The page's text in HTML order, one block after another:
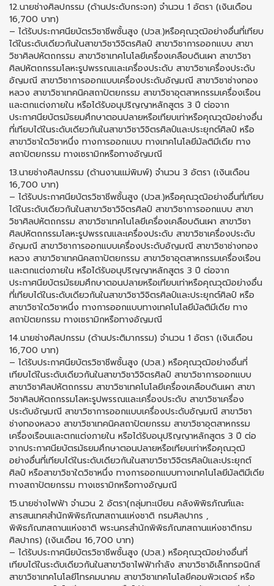
12.นายช่างศิลปกรรม (ด้านประดับกระจก) จำนวน 1 อัตรา (เงินเดือน
16,700 บาท)
– ได้รับประกาศนียบัตรวิชาชีพชั้นสูง (ปวส.)หรือคุณวุฒิอย่างอื่นที่เทียบ
ได้ในระดับเดียวกันในสาขาวิชาวิจิตรศิลป์ สาขาวิชาการออกแบบ สาขา
วิชาศิลปหัตถกรรม สาขาวิชาเทคโนโลยีเครื่องเคลือบดินเผา สาขาวิชา
ศิลปหัตถกรรมโลหะรูปพรรณและเครื่องประดับ สาขาวิชาเครื่องประดับ
อัญมณี สาขาวิชาการออกแบบเครื่องประดับอัญมณี สาขาวิชาช่างทอง
หลวง สาขาวิชาเทคนิคสถาปัตยกรรม สาขาวิชาอุตสาหกรรมเครื่องเรือน
และตกแต่งภายใน หรือได้รับอนุปริญญาหลักสูตร 3 ปี ต่อจาก
ประกาศนียบัตรมัธยมศึกษาตอนปลายหรือเทียบเท่าหรือคุณวุฒิอย่างอื่น
ที่เทียบได้ในระดับเดียวกันในสาขาวิชาวิจิตรศิลป์และประยุกต์ศิลป์ หรือ
สาขาวิชาใดวิชาหนึ่ง ทางการออกแบบ ทางเทคโนโลยีมัลติมีเดีย ทาง
สถาปัตยกรรม ทางเซรามิกหรือทางอัญมณี
13.นายช่างศิลปกรรม (ด้านงานแม่พิมพ์) จำนวน 3 อัตรา (เงินเดือน
16,700 บาท)
– ได้รับประกาศนียบัตรวิชาชีพชั้นสูง (ปวส.)หรือคุณวุฒิอย่างอื่นที่เทียบ
ได้ในระดับเดียวกันในสาขาวิชาวิจิตรศิลป์ สาขาวิชาการออกแบบ สาขา
วิชาศิลปหัตถกรรม สาขาวิชาเทคโนโลยีเครื่องเคลือบดินเผา สาขาวิชา
ศิลปหัตถกรรมโลหะรูปพรรณและเครื่องประดับ สาขาวิชาเครื่องประดับ
อัญมณี สาขาวิชาการออกแบบเครื่องประดับอัญมณี สาขาวิชาช่างทอง
หลวง สาขาวิชาเทคนิคสถาปัตยกรรม สาขาวิชาอุตสาหกรรมเครื่องเรือน
และตกแต่งภายใน หรือได้รับอนุปริญญาหลักสูตร 3 ปี ต่อจาก
ประกาศนียบัตรมัธยมศึกษาตอนปลายหรือเทียบเท่าหรือคุณวุฒิอย่างอื่น
ที่เทียบได้ในระดับเดียวกันในสาขาวิชาวิจิตรศิลป์และประยุกต์ศิลป์ หรือ
สาขาวิชาใดวิชาหนึ่ง ทางการออกแบบทางเทคโนโลยีมัลติมีเดีย ทาง
สถาปัตยกรรม ทางเซรามิกหรือทางอัญมณี
14.นายช่างศิลปกรรม (ด้านประติมากรรม) จำนวน 1 อัตรา (เงินเดือน
16,700 บาท)
– ได้รับประกาศนียบัตรวิชาชีพชั้นสูง (ปวส.) หรือคุณวุฒิอย่างอื่นที่
เทียบได้ในระดับเดียวกันในสาขาวิชาวิจิตรศิลป์ สาขาวิชาการออกแบบ
สาขาวิชาศิลปหัตถกรรม สาขาวิชาเทคโนโลยีเครื่องเคลือบดินเผา สาขา
วิชาศิลปหัตถกรรมโลหะรูปพรรณและเครื่องประดับ สาขาวิชาเครื่อง
ประดับอัญมณี สาขาวิชาการออกแบบเครื่องประดับอัญมณี สาขาวิชา
ช่างทองหลวง สาขาวิชาเทคนิคสถาปัตยกรรม สาขาวิชาอุตสาหกรรม
เครื่องเรือนและตกแต่งภายใน หรือได้รับอนุปริญญาหลักสูตร 3 ปี ต่อ
จากประกาศนียบัตรมัธยมศึกษาตอนปลายหรือเทียบเท่าหรือคุณวุฒิ
อย่างอื่นที่เทียบได้ในระดับเดียวกันในสาขาวิชาวิจิตรศิลป์และประยุกต์
ศิลป์ หรือสาขาวิชาใดวิชาหนึ่ง ทางการออกแบบทางเทคโนโลยีมัลติมีเดีย
ทางสถาปัตยกรรม ทางเซรามิกหรือทางอัญมณี
15.นายช่างไฟฟ้า จำนวน 2 อัตรา(กลุ่มทะเบียน คลังพิพิธภัณฑ์และ
สารสนเทศสำนักพิพิธภัณฑสถานแห่งชาติ กรมศิลปากร ,
พิพิธภัณฑสถานแห่งชาติ พระนครสำนักพิพิธภัณฑสถานแห่งชาติกรม
ศิลปากร) (เงินเดือน 16,700 บาท)
– ได้รับประกาศนียบัตรวิชาชีพชั้นสูง (ปวส.) หรือคุณวุฒิอย่างอื่นที่
เทียบได้ในระดับเดียวกันในสาขาวิชาไฟฟ้ากำลัง สาขาวิชาอิเล็กทรอนิกส์
สาขาวิชาเทคโนโลยีโทรคมนาคม สาขาวิชาเทคโนโลยีคอมพิวเตอร์ หรือ